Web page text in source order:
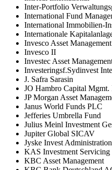
Inter-Portfolio
International Fund
International Immobilien-
Internationale
Invesco Asset
Invesco II
Investec Asset
Investeringsf.Sydinvest
J. Safra Sarasin
JO Hambro Capital Mgmt.
JP Morgan Asset
Janus World Funds PLC
Jefferies Umbrella Fund
Julius Meinl Investment
Jupiter Global SICAV
Jyske Invest
KAS Investment Servicing
KBC Asset Management